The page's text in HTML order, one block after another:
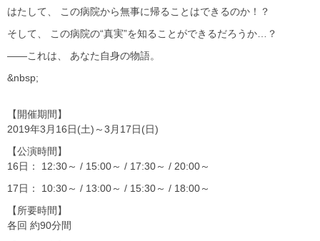
はたして、 この病院から無事に帰ることはできるのか！？
そして、 この病院の“真実”を知ることができるだろうか…？
――これは、 あなた自身の物語。
&nbsp;
【開催期間】
2019年3月16日(土)～3月17日(日)
【公演時間】
16日： 12:30～ / 15:00～ / 17:30～ / 20:00～
17日： 10:30～ / 13:00～ / 15:30～ / 18:00～
【所要時間】
各回 約90分間